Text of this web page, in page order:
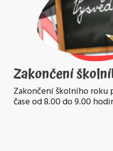
Zakončení
Zakončení školního roku
čase od 8.00 do 9.00